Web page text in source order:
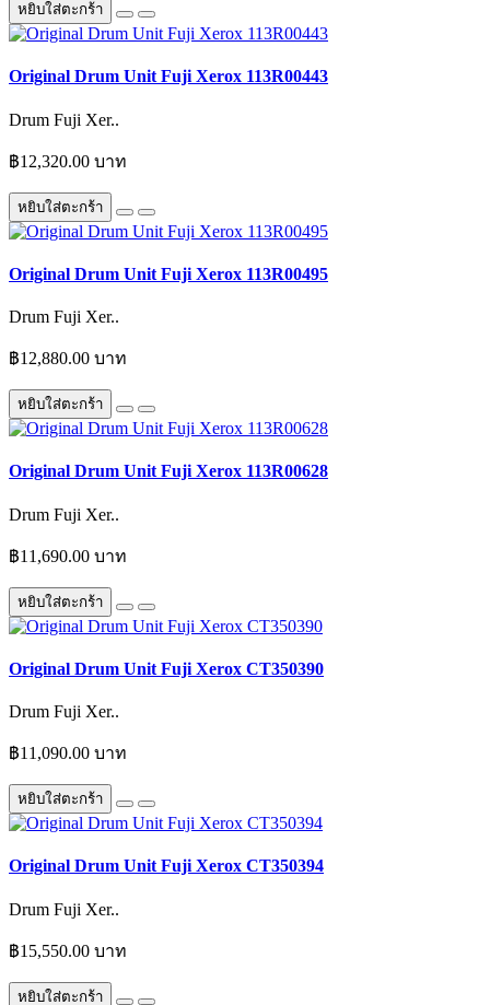
หยิบใส่ตะกร้า
Original Drum Unit Fuji Xerox 113R00443
Drum Fuji Xer..
฿12,320.00 บาท
หยิบใส่ตะกร้า
Original Drum Unit Fuji Xerox 113R00495
Drum Fuji Xer..
฿12,880.00 บาท
หยิบใส่ตะกร้า
Original Drum Unit Fuji Xerox 113R00628
Drum Fuji Xer..
฿11,690.00 บาท
หยิบใส่ตะกร้า
Original Drum Unit Fuji Xerox CT350390
Drum Fuji Xer..
฿11,090.00 บาท
หยิบใส่ตะกร้า
Original Drum Unit Fuji Xerox CT350394
Drum Fuji Xer..
฿15,550.00 บาท
หยิบใส่ตะกร้า